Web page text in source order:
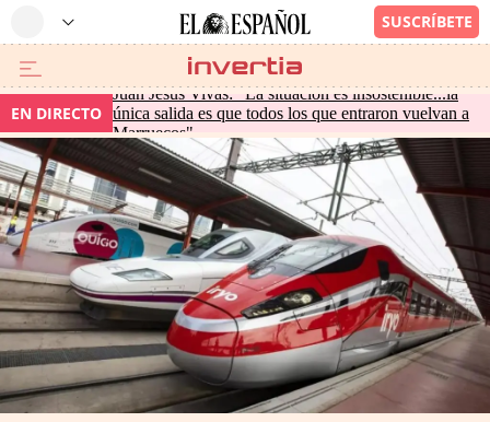
EN DIRECTO
Juan Jesús Vivas: "La situación es insostenible...la
única salida es que todos los que entraron vuelvan a
Marruecos"